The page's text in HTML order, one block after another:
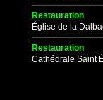
Restauration
Église de la
Restauration
Cathédrale Saint